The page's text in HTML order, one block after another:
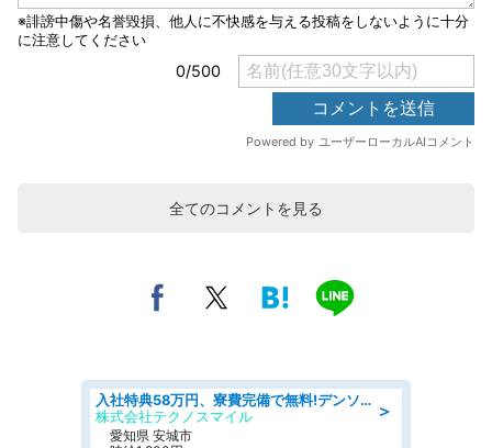
全てのコメントを見る
＞
入社特典58万円、寮費完備で無料!デンソーで働こう!自動車工場で小型部品の検査業務 denso aichi
株式会社テクノスマイル
愛知県 安城市